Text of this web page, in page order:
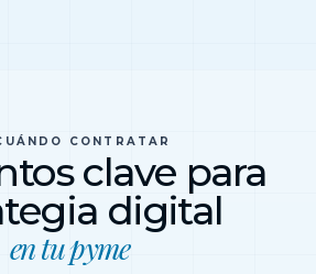
CONTRATAR
clave para
digital
en tu pyme